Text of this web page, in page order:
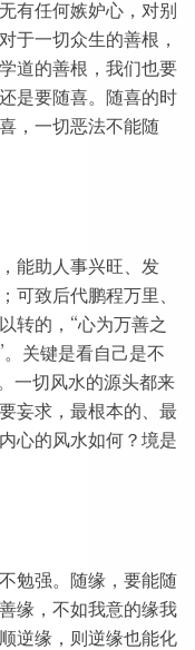
有任何嫉妒心，对别
于一切众生的善根，
道的善根，我们也要
是要随喜。随喜的时
，一切恶法不能随
能助人事兴旺、发
可致后代鹏程万里、
转的，“心为万善之
关键是看自己是不
一切风水的源头都来
妄求，最根本的、最
心的风水如何？境是
勉强。随缘，要能随
缘，不如我意的缘我
逆缘，则逆缘也能化